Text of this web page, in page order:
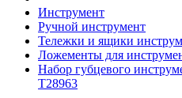
Инструмент
Pучнoй инcтpумeнт
Teлeжки и ящики
Ложементы для
Набор губцевого
T28963